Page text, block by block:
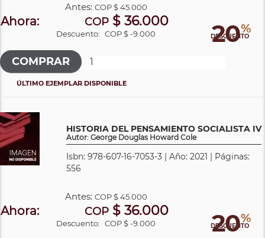
20%
DESCUENTO
Antes: COP$ 45.000
Ahora: COP $ 36.000
Descuento: COP $ -9.000
ÚLTIMO EJEMPLAR DISPONIBLE
HISTORIA DEL PENSAMIENTO SOCIALISTA IV
Autor: George Douglas Howard Cole
Isbn: 978-607-16-7053-3 | Año: 2021 | Páginas:
556
20%
DESCUENTO
Antes: COP$ 45.000
Ahora: COP $ 36.000
Descuento: COP $ -9.000